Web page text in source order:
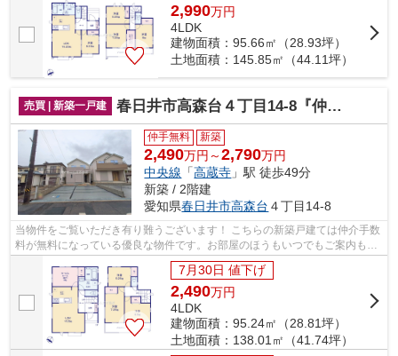
2,990万円
4LDK
建物面積：95.66㎡（28.93坪）
土地面積：145.85㎡（44.11坪）
売買 | 新築一戸建 春日井市高森台４丁目14-8『仲介料無料』新築戸建て
仲手無料 新築
2,490万円～2,790万円
中央線 「高蔵寺 」駅 徒歩49分
新築 / 2階建
愛知県春日井市高森台 ４丁目14-8
当物件をご覧いただき有り難うございます！ こちらの新築戸建ては仲介手数
料が無料になっている優良な物件です。お部屋のほうもいつでもご案内もさ
せて頂きますのでお気軽にお問合せ下...
7月30日 値下げ
2,490万円
4LDK
建物面積：95.24㎡（28.81坪）
土地面積：138.01㎡（41.74坪）